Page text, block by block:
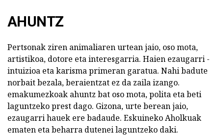
AHUNTZ
Pertsonak ziren animaliaren urtean jaio, oso mota,
artistikoa, dotore eta interesgarria. Haien ezaugarri -
intuizioa eta karisma primeran garatua. Nahi badute
norbait bezala, beraientzat ez da zaila izango.
emakumezkoak ahuntz bat oso mota, polita eta beti
laguntzeko prest dago. Gizona, urte berean jaio,
ezaugarri hauek ere badaude. Eskuineko Aholkuak
ematen eta beharra dutenei laguntzeko daki.